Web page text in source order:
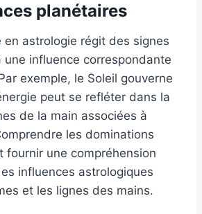
planétaires
en astrologie régit des signes
une influence correspondante
exemple, le Soleil gouverne
peut se refléter dans la
de la main associées à
les dominations
fournir une compréhension
influences astrologiques
et les lignes des mains.